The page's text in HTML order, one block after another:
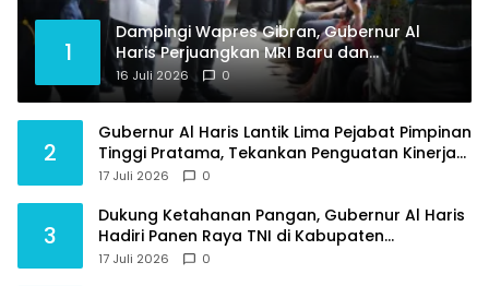
1
Dampingi Wapres Gibran, Gubernur Al
Haris Perjuangkan MRI Baru dan
Tambahan Dokter Spesialis untuk RSUD
Raden Mattaher
16 Juli 2026 0
2
Gubernur Al Haris Lantik Lima Pejabat Pimpinan
Tinggi Pratama, Tekankan Penguatan Kinerja
dan Integritas
17 Juli 2026 0
3
Dukung Ketahanan Pangan, Gubernur Al Haris
Hadiri Panen Raya TNI di Kabupaten
Tanjungjabung Timur
17 Juli 2026 0